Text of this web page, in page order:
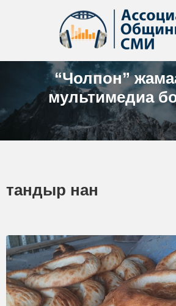
“Чолпон”
мультимедиа
тандыр нан